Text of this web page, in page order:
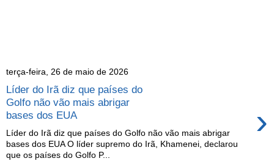
terça-feira, 26 de maio de 2026
Líder do Irã diz que países do
Golfo não vão mais abrigar
bases dos EUA
›
Líder do Irã diz que países do Golfo não vão mais abrigar
bases dos EUA O líder supremo do Irã, Khamenei, declarou
que os países do Golfo P...